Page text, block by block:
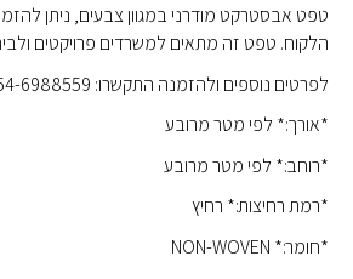
טפט אבסטרקט מודרני במגוון צבעים, ניתן
הלקוח. טפט זה מתאים למשרדים פרויקטים
לפרטים נוספים ולהזמנה התקשרו: 054-6988559
*אורך:* לפי מטר מרובע
*רוחב:* לפי מטר מרובע
*רמת רחיצות:* רחיץ
*חומר:* NON-WOVEN